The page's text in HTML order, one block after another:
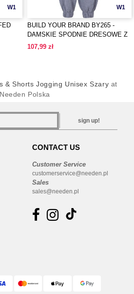
W1 W1
BUILD YOUR BRAND BY265 -
DAMSKIE SPODNIE DRESOWE Z
WYSOKIM STANEM I
107,99 zł
& Shorts Jogging Unisex Szary at
Needen Polska
sign up!
CONTACT US
Customer Service
customerservice@needen.pl
Sales
sales@needen.pl